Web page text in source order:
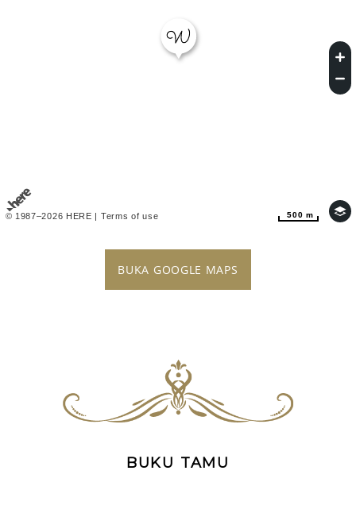
© 1987–2026 HERE | Terms of use 500 m
500 m
BUKA GOOGLE MAPS
BUKU TAMU